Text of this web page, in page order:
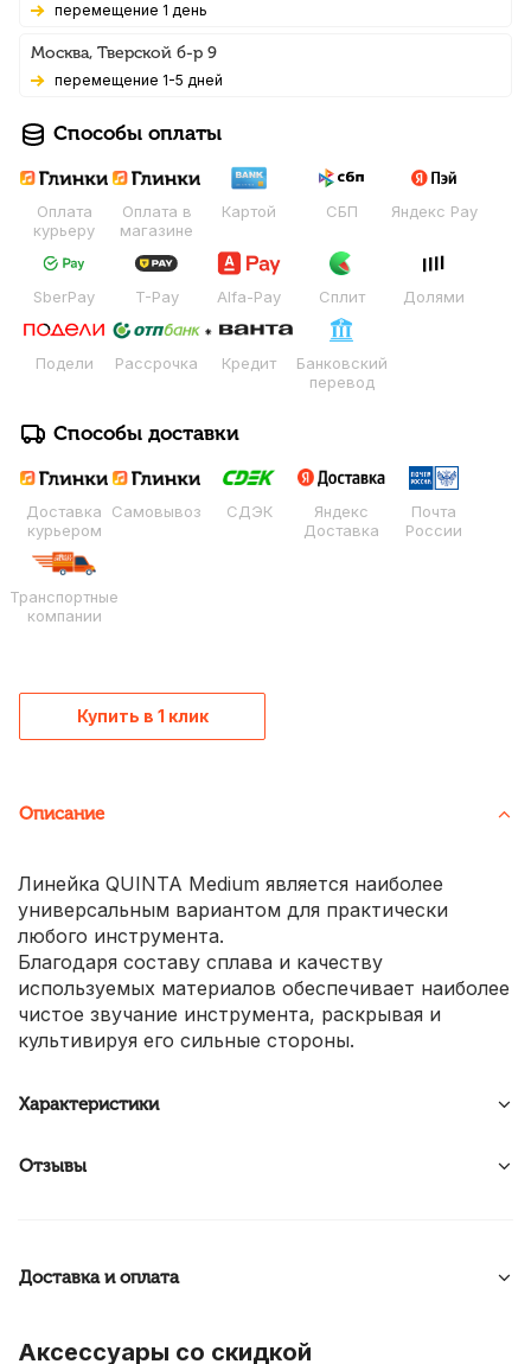
Перемещение 1 день
Москва, Тверской б-р 9
Перемещение 1-5 дней
Способы оплаты
Оплата
курьеру
Оплата в
магазине
Картой СБП Яндекс Pay
SberPay T-Pay Alfa-Pay Сплит Долями
Подели Рассрочка Кредит
Банковский
перевод
Способы доставки
Доставка
курьером
Самовывоз СДЭК
Яндекс
Доставка
Почта
России
Транспортные
компании
Купить в 1 клик
Описание
Линейка QUINTA Medium является наиболее
универсальным вариантом для практически
любого инструмента.
Благодаря составу сплава и качеству
используемых материалов обеспечивает наиболее
чистое звучание инструмента, раскрывая и
культивируя его сильные стороны.
Характеристики
Отзывы
Доставка и оплата
Аксессуары со скидкой